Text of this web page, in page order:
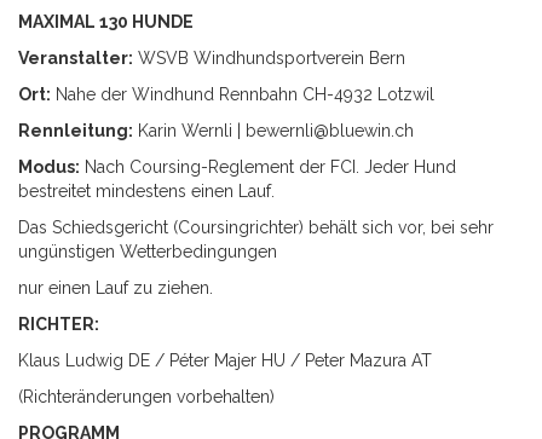
MAXIMAL 130 HUNDE
Veranstalter: WSVB Windhundsportverein Bern
Ort: Nahe der Windhund Rennbahn CH-4932 Lotzwil
Rennleitung: Karin Wernli |
bewernli@bluewin.ch
Modus: Nach Coursing-Reglement der FCI. Jeder Hund
bestreitet mindestens einen Lauf.
Das Schiedsgericht (Coursingrichter) behält sich vor, bei sehr
ungünstigen Wetterbedingungen
nur einen Lauf zu ziehen.
RICHTER:
Klaus Ludwig DE / Péter Majer HU / Peter Mazura AT
(Richteränderungen vorbehalten)
PROGRAMM